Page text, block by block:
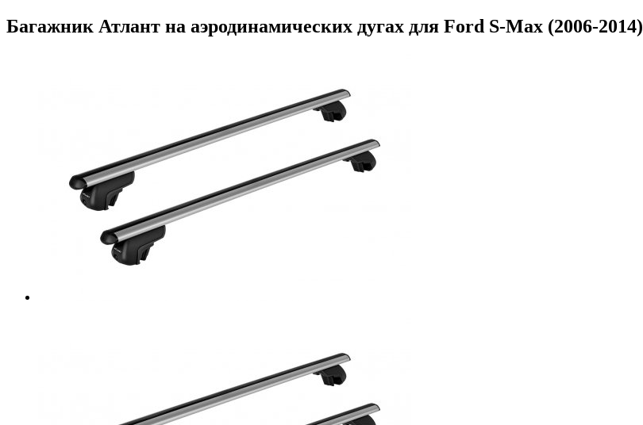
Багажник Атлант на аэродинамических дугах для Ford S-Max (2006-2014)